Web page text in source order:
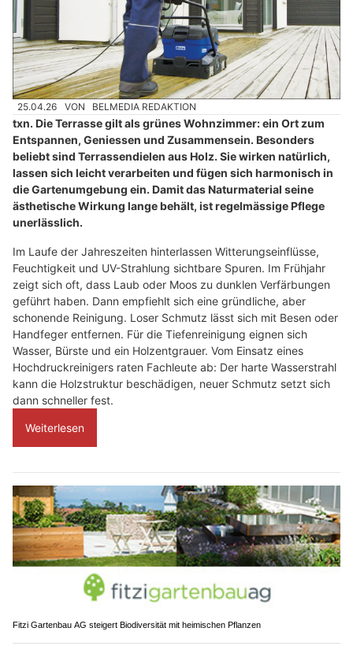
25.04.26 VON BELMEDIA REDAKTION
txn. Die Terrasse gilt als grünes Wohnzimmer: ein Ort zum
Entspannen, Geniessen und Zusammensein. Besonders
beliebt sind Terrassendielen aus Holz. Sie wirken natürlich,
lassen sich leicht verarbeiten und fügen sich harmonisch in
die Gartenumgebung ein. Damit das Naturmaterial seine
ästhetische Wirkung lange behält, ist regelmässige Pflege
unerlässlich.
Im Laufe der Jahreszeiten hinterlassen Witterungseinflüsse,
Feuchtigkeit und UV-Strahlung sichtbare Spuren. Im Frühjahr
zeigt sich oft, dass Laub oder Moos zu dunklen Verfärbungen
geführt haben. Dann empfiehlt sich eine gründliche, aber
schonende Reinigung. Loser Schmutz lässt sich mit Besen oder
Handfeger entfernen. Für die Tiefenreinigung eignen sich
Wasser, Bürste und ein Holzentgrauer. Vom Einsatz eines
Hochdruckreinigers raten Fachleute ab: Der harte Wasserstrahl
kann die Holzstruktur beschädigen, neuer Schmutz setzt sich
dann schneller fest.
Weiterlesen
Fitzi Gartenbau AG steigert Biodiversität mit heimischen Pflanzen